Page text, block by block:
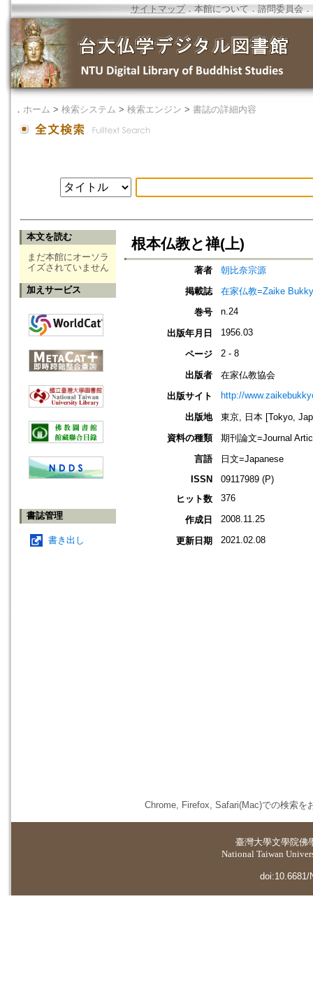
サイトマップ．本館について ． 諮問委員会 ．
． ホーム > 検索システム > 検索エンジン > 書誌の詳細内容
本文を読む
まだ本館にオーソラ
イズされていません
加えサービス
書誌管理
書き出し
根本仏教と禅(上)
著者
朝比奈宗源
掲載誌
在家仏教=Zaike
巻号
n.24
出版年月日 1956.03
ページ 2 - 8
出版者
在家仏教協会
出版サイト
http://
出版地
東京, 日本 [Tokyo,
資料の種類
期刊論文=Journal
言語
日文=Japanese
ISSN
09117989 (P)
ヒット数
376
作成日 2008.11.25
更新日期 2021.02.08
Chrome, Firefox, Safari(Mac)での検索を
臺灣大學文學院佛
National Taiwan
doi:10.6681/